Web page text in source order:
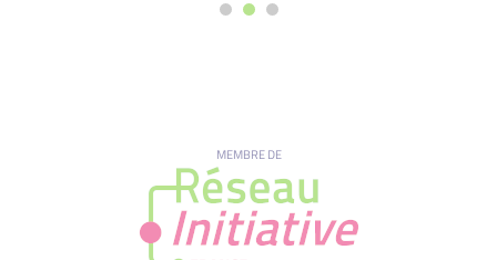
MEMBRE DE